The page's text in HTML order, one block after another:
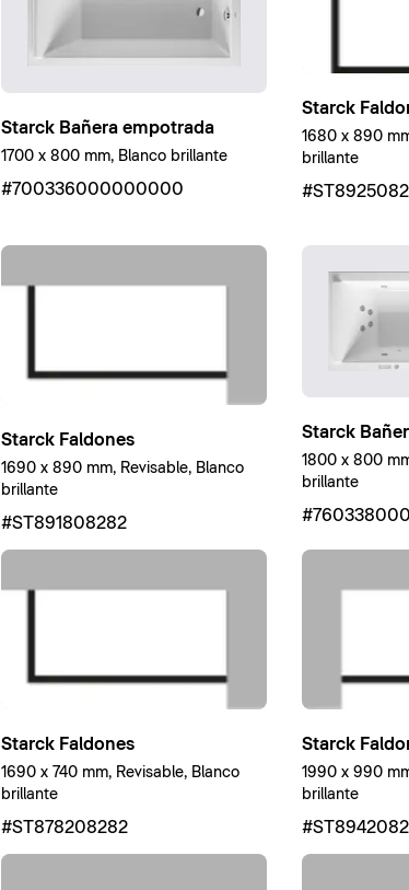
Starck Bañera empotrada
1700 x 800 mm, Blanco brillante
#700336000000000
Starck
1680 x 890
brillante
Starck Faldones
1690 x 890 mm, Revisable, Blanco
brillante
#ST891808282
Starck
1800 x 800
brillante
Starck Faldones
1690 x 740 mm, Revisable, Blanco
brillante
#ST878208282
Starck
1990 x 990
brillante